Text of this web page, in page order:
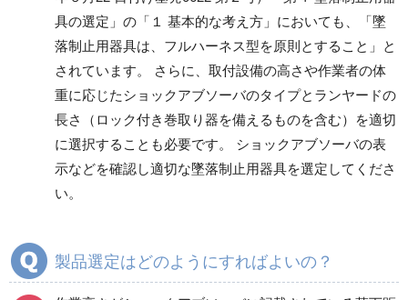
具の選定」の「１ 基本的な考え方」においても、「墜
落制止用器具は、フルハーネス型を原則とすること」と
されています。 さらに、取付設備の高さや作業者の体
重に応じたショックアブソーバのタイプとランヤードの
長さ（ロック付き巻取り器を備えるものを含む）を適切
に選択することも必要です。 ショックアブソーバの表
示などを確認し適切な墜落制止用器具を選定してくださ
い。
製品選定はどのようにすればよいの？